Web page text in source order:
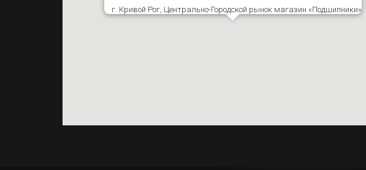
г. Кривой Рог, Центрально-Городской рынок магазин «Подшипники»